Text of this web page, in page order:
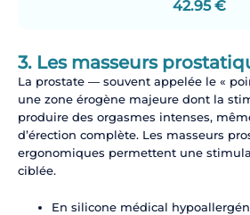
42.95 €
3. Les masseurs
La prostate — souvent appelée le «
une zone érogène majeure dont la
produire des orgasmes intenses,
d’érection complète. Les masseurs
ergonomiques permettent une
ciblée.
En silicone médical